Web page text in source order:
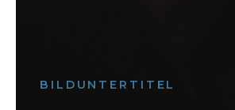
BILDUNTERTITEL